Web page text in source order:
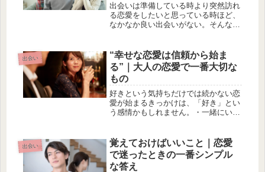
出会いは準備している時より突然訪れ
る恋愛をしたいと思っている時ほど、
なかなか良い出会いがない。そんな経
敵な出会いが訪れることがあります。
人生は、いつも予定通りには進みませ
ん...
出会い
“幸せな恋愛は信頼から始ま
る”｜大人の恋愛で一番大切な
もの
好きという気持ちだけでは続かない恋
愛が始まるきっかけは、「好き」とい
う感情かもしれません。・一緒にいた
めていきます。しかし、長く続く関係
になるほど、「好き」だけでは乗り越
え...
出会い
覚えておけばいいこと｜恋愛
で迷ったときの一番シンプル
な答え